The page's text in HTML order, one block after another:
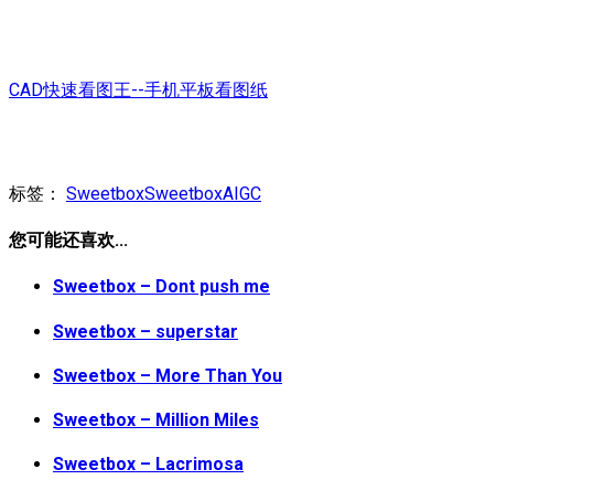
CAD快速看图王--手机平板看图纸
标签： SweetboxSweetboxAIGC
您可能还喜欢...
Sweetbox – Dont push me
Sweetbox – superstar
Sweetbox – More Than You
Sweetbox – Million Miles
Sweetbox – Lacrimosa